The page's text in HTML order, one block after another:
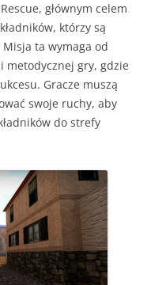
głównym celem
którzy są
ta wymaga od
gry, gdzie
Gracze muszą
swoje ruchy, aby
do strefy